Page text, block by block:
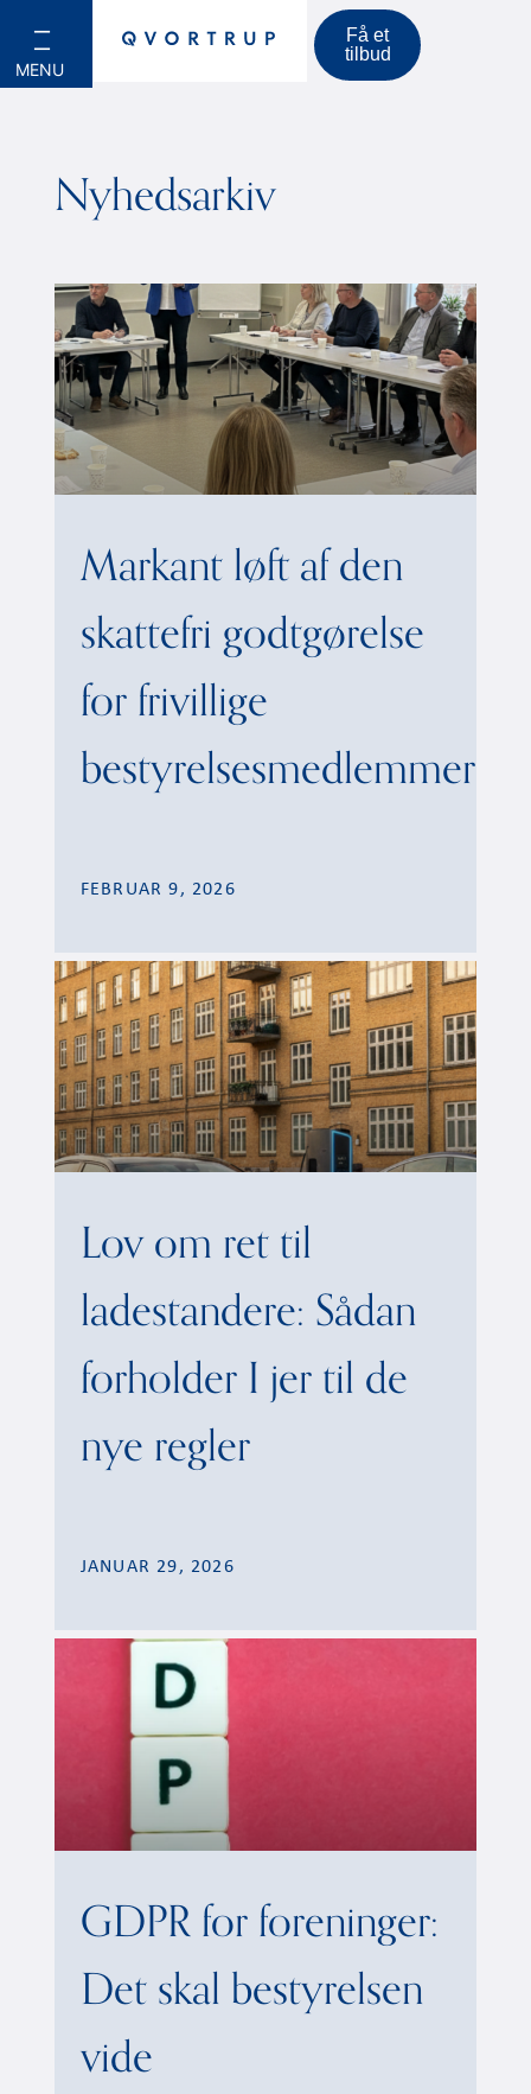
Få et
tilbud
Nyhedsarkiv
Markant løft af den
skattefri godtgørelse
for frivillige
bestyrelsesmedlemmer
FEBRUAR 9, 2026
Lov om ret til
ladestandere: Sådan
forholder I jer til de
nye regler
JANUAR 29, 2026
GDPR for foreninger:
Det skal bestyrelsen
vide